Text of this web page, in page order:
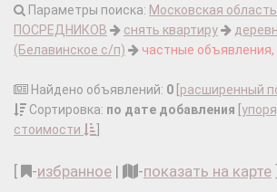
Параметры поиска: Московская область
ПОСРЕДНИКОВ
снять квартиру
(Белавинское с/п)
частные объявления,
Найдено объявлений: 0 расширенный
Сортировка: по дате добавления
стоимости
-избранное | -показать на карте